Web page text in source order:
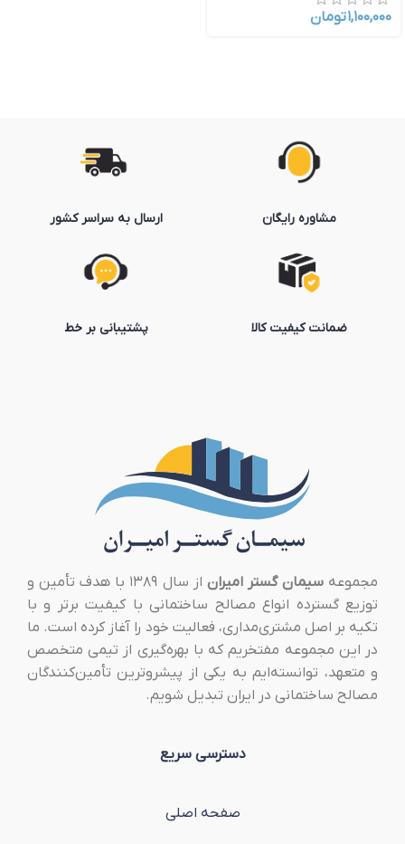
۱,۱۰۰,۰۰۰تومان
مشاوره رایگان
ضمانت کیفیت کالا
ارسال به سراسر کشور
پشتیبانی بر خط
مجموعهسیمان گستر امیران
از سال ۱۳۸۹ با هدف تأمین و
توزیع گسترده انواع مصالح ساختمانی با کیفیت برتر و با
تکیه بر اصل مشتری‌مداری، فعالیت خود را آغاز کرده است. ما
در این مجموعه مفتخریم که با بهره‌گیری از تیمی متخصص
و متعهد، توانسته‌ایم به یکی از پیشروترین تأمین‌کنندگان
مصالح ساختمانی در ایران تبدیل شویم.
دسترسی سریع
صفحه اصلی